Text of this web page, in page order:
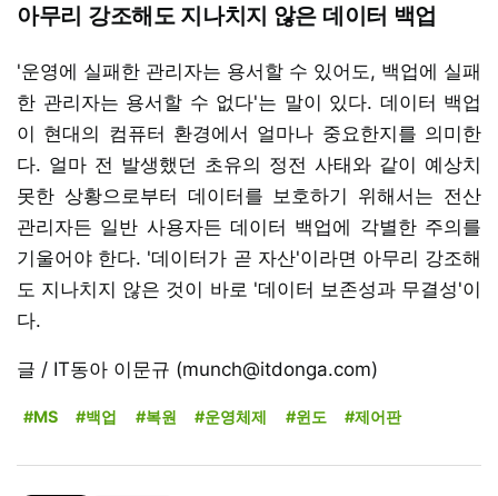
아무리 강조해도 지나치지 않은 데이터 백업
'운영에 실패한 관리자는 용서할 수 있어도, 백업에 실패
한 관리자는 용서할 수 없다'는 말이 있다. 데이터 백업
이 현대의 컴퓨터 환경에서 얼마나 중요한지를 의미한
다. 얼마 전 발생했던 초유의 정전 사태와 같이 예상치
못한 상황으로부터 데이터를 보호하기 위해서는 전산
관리자든 일반 사용자든 데이터 백업에 각별한 주의를
기울어야 한다. '데이터가 곧 자산'이라면 아무리 강조해
도 지나치지 않은 것이 바로 '데이터 보존성과 무결성'이
다.
글 / IT동아 이문규 (munch@itdonga.com)
#MS #백업 #복원 #운영체제 #윈도 #제어판